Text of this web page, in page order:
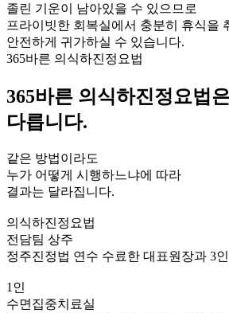
졸린 기운이 남아있을 수 있으므로
프라이빗한 회복실에서 충분히 휴식을
안전하게 귀가하실 수 있습니다.
365바른 의식하진정요법
365바른 의식하진정요법
다릅니다.
같은 방법이라도
누가 어떻게 시행하느냐에 따라
결과는 달라집니다.
의식하진정요법
전담팀 상주
정주진정법 연수 수료한 대표원장과 3
1인
수면집중치료실